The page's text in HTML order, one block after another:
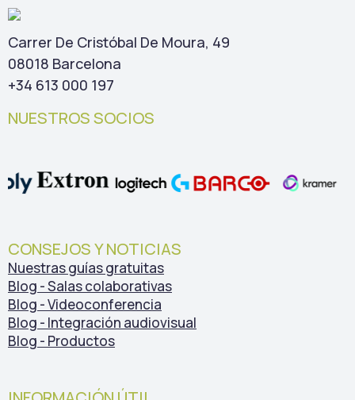
Carrer De Cristóbal De Moura, 49
08018 Barcelona
+34 613 000 197
NUESTROS SOCIOS
CONSEJOS Y NOTICIAS
Nuestras guías gratuitas
Blog - Salas colaborativas
Blog - Videoconferencia
Blog - Integración audiovisual
Blog - Productos